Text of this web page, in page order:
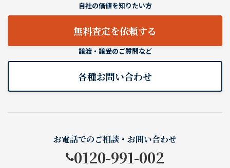
自社の価値を知りたい方
無料査定を依頼する
譲渡・譲受のご質問など
各種お問い合わせ
お電話でのご相談・お問い合わせ
0120-991-002